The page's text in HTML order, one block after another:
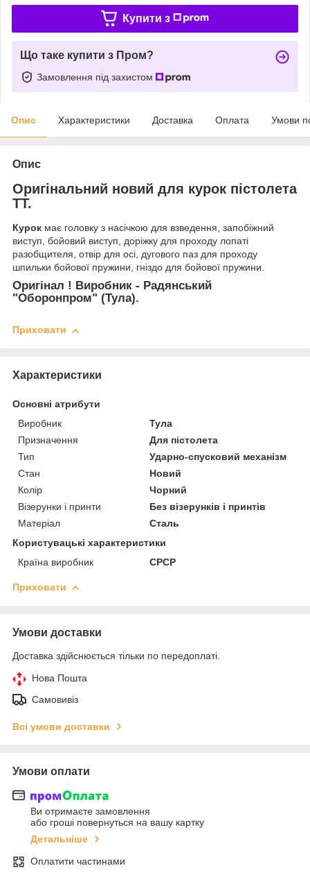
Купити з
Що таке купити з Пром?
Замовлення під захистом
Опис Характеристики Доставка Оплата Умови
Опис
Оригінальний новий для курок пістолета
ТТ.
Курок має головку з насічкою для взведення, запобіжний
виступ, бойовий виступ, доріжку для проходу лопаті
разобщителя, отвір для осі, дугового паз для проходу
шпильки бойової пружини, гніздо для бойової пружини.
Оригінал ! Виробник - Радянський
"Оборонпром" (Тула).
Приховати
Характеристики
Основні атрибути
Виробник
Тула
Призначення
Для пістолета
Тип
Ударно-спусковий механізм
Стан
Новий
Колір
Чорний
Візерунки і принти
Без візерунків і принтів
Матеріал
Сталь
Користувацькі характеристики
Країна виробник
СРСР
Приховати
Умови доставки
Доставка здійснюється тільки по передоплаті.
Нова Пошта
Самовивіз
Всі умови доставки
Умови оплати
Ви отримаєте замовлення
або гроші повернуться на вашу картку
Детальніше
Оплатити частинами